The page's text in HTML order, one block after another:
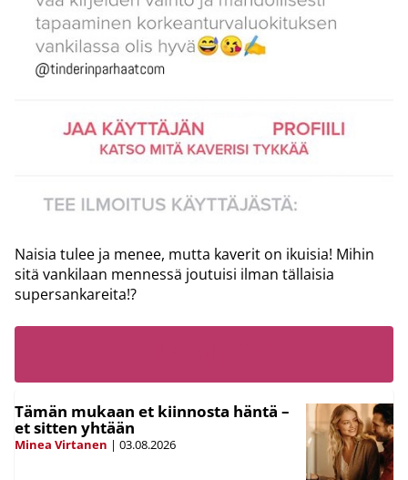
Naisia tulee ja menee, mutta kaverit on ikuisia! Mihin
sitä vankilaan mennessä joutuisi ilman tällaisia
supersankareita!?
Tämän mukaan et kiinnosta häntä –
et sitten yhtään
Minea Virtanen | 03.08.2026